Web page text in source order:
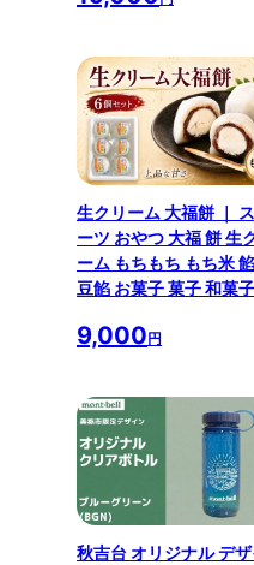
生クリーム 大福餅 ｜
ーツ おやつ 大福 餅 生
ーム もちもち もち米
豆餡 お菓子 菓子 和菓
地 お取り寄せ
9,000円
秋吉台 オリジナル デザ